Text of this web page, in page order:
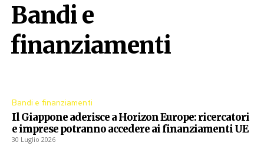
Bandi e
finanziamenti
Bandi e finanziamenti
Il Giappone aderisce a Horizon Europe: ricercatori
e imprese potranno accedere ai finanziamenti UE
30 Luglio 2026